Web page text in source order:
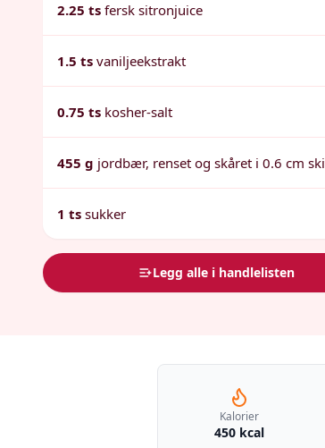
2.25 ts fersk sitronjuice
1.5 ts vaniljeekstrakt
0.75 ts kosher-salt
455 g jordbær, renset og skåret i 0.6 cm
1 ts sukker
Legg alle i handlelisten
Kalorier
450 kcal